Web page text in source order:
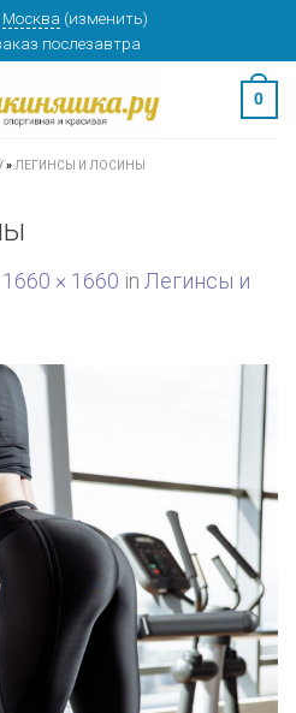
Москва (изменить)
послезавтра
0
» ЛЕГИНСЫ И ЛОСИНЫ
1660 × 1660 in Легинсы и